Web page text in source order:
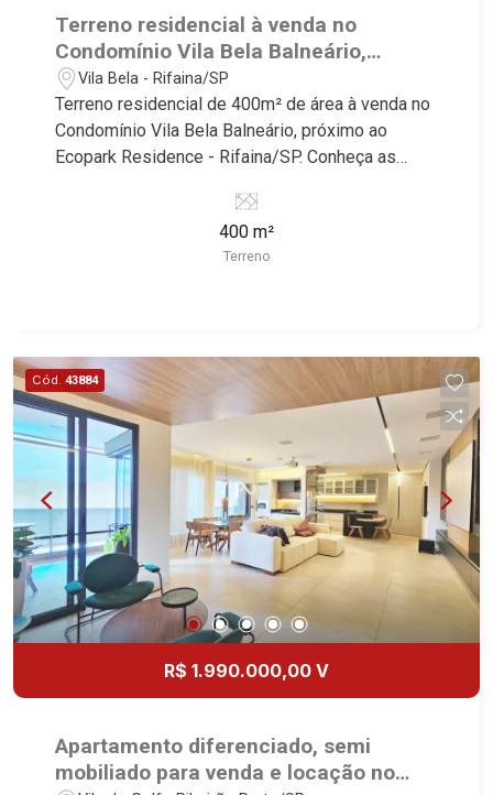
Terreno residencial à venda no
Condomínio Vila Bela Balneário,
próximo ao Ecopark Residence -
Rifaina/SP.
Vila Bela - Rifaina/SP
Terreno residencial de 400m² de área à venda no
Condomínio Vila Bela Balneário, próximo ao
Ecopark Residence - Rifaina/SP. Conheça as
Imobiliária selecionou para você: - 400m² de área
terreno - Plano - Condomínio fechado - Portaria
400 m²
Terreno
Cód. 43884
R$ 1.990.000,00 V
Apartamento diferenciado, semi
mobiliado para venda e locação no